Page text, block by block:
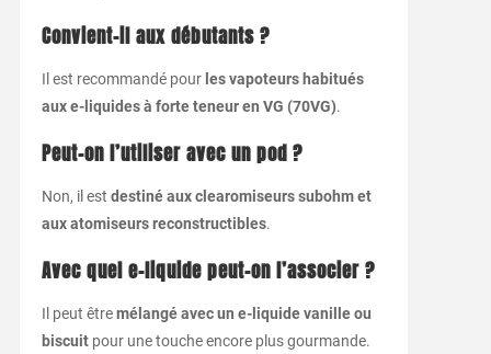
Convient-il aux débutants ?
Il est recommandé pour les vapoteurs habitués
aux e-liquides à forte teneur en VG (70VG).
Peut-on l’utiliser avec un pod ?
Non, il est destiné aux clearomiseurs subohm et
aux atomiseurs reconstructibles.
Avec quel e-liquide peut-on l’associer ?
Il peut êtremélangé avec un e-liquide vanille ou
biscuitpour une touche encore plus gourmande.